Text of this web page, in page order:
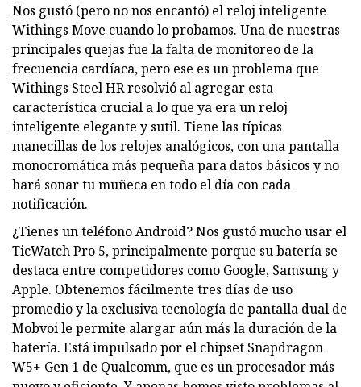
Nos gustó (pero no nos encantó) el reloj inteligente
Withings Move cuando lo probamos. Una de nuestras
principales quejas fue la falta de monitoreo de la
frecuencia cardíaca, pero ese es un problema que
Withings Steel HR resolvió al agregar esta
característica crucial a lo que ya era un reloj
inteligente elegante y sutil. Tiene las típicas
manecillas de los relojes analógicos, con una pantalla
monocromática más pequeña para datos básicos y no
hará sonar tu muñeca en todo el día con cada
notificación.
¿Tienes un teléfono Android? Nos gustó mucho usar el
TicWatch Pro 5, principalmente porque su batería se
destaca entre competidores como Google, Samsung y
Apple. Obtenemos fácilmente tres días de uso
promedio y la exclusiva tecnología de pantalla dual de
Mobvoi le permite alargar aún más la duración de la
batería. Está impulsado por el chipset Snapdragon
W5+ Gen 1 de Qualcomm, que es un procesador más